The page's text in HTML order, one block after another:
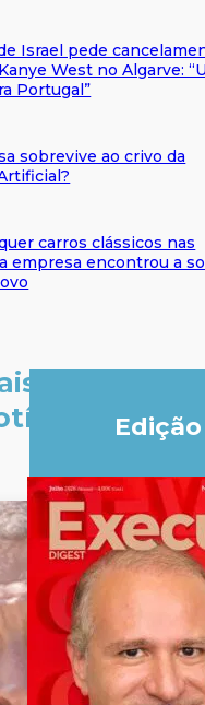
Israel pede
West no Algarve:
Portugal”
sobrevive ao crivo da
carros clássicos nas
empresa encontrou a